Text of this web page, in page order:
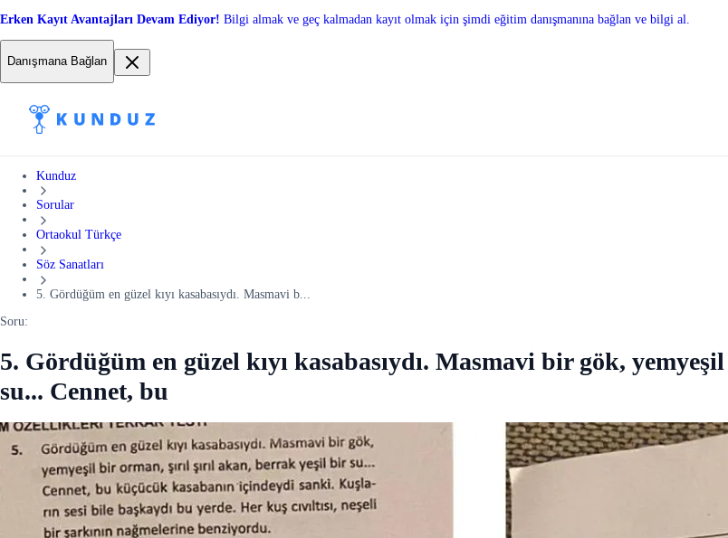
Erken Kayıt Avantajları Devam Ediyor! Bilgi almak ve geç kalmadan kayıt olmak için şimdi eğitim danışmanına bağlan ve bilgi al.
Danışmana Bağlan
Kunduz
Sorular
Ortaokul Türkçe
Söz Sanatları
5. Gördüğüm en güzel kıyı kasabasıydı. Masmavi b...
Soru:
5. Gördüğüm en güzel kıyı kasabasıydı. Masmavi bir gök,
su... Cennet, bu